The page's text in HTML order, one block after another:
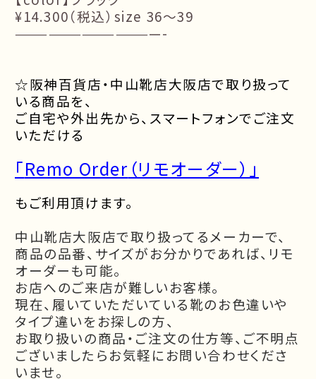
¥14.300（税込）size 36〜39
—————————————-
☆阪神百貨店・中山靴店大阪店で取り扱って
いる商品を、
ご自宅や外出先から、スマートフォンでご注文
いただける
「Remo Order （リモオーダー）」
もご利用頂けます。
中山靴店大阪店で取り扱ってるメーカーで、
商品の品番、サイズがお分かりであれば、リモ
オーダーも可能。
お店へのご来店が難しいお客様。
現在、履いていただいている靴のお色違いや
タイプ違いをお探しの方、
お取り扱いの商品・ご注文の仕方等、ご不明点
ございましたらお気軽にお問い合わせくださ
いませ。